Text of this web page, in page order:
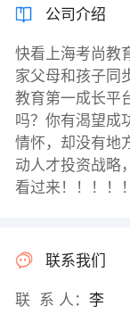
公司介绍
快看上海考尚教
家父母和孩子同
教育第一成长平
吗？你有渴望成
情怀，却没有地
动人才投资战略
看过来！！！！
联系我们
联 系 人： 李